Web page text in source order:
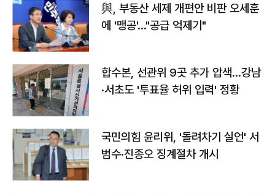
與, 부동산 세제 개편안 비판 오세훈
에 '맹공'…"공급 억제기"
합수본, 선관위 9곳 추가 압색…강남
·서초도 '투표율 허위 입력' 정황
국민의힘 윤리위, '돌려차기 실언' 서
범수·진종오 징계절차 개시